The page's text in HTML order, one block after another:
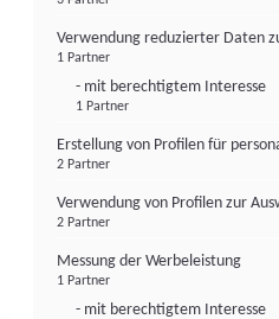
Verwendung reduzierter Daten
1 Partner
- mit berechtigtem Interesse
1 Partner
Erstellung von Profilen für
2 Partner
Verwendung von Profilen zur
2 Partner
Messung der Werbeleistung
1 Partner
- mit berechtigtem Interesse